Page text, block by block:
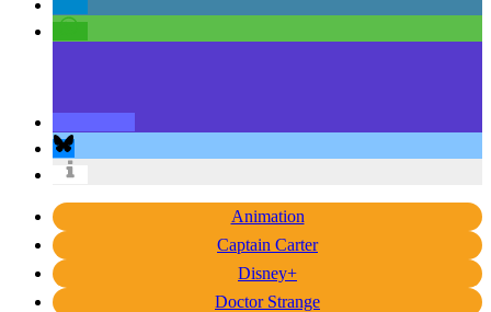
Animation
Captain Carter
Disney+
Doctor Strange